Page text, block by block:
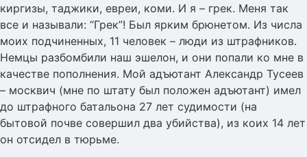
киргизы, таджики, евреи, коми. И я – грек. Меня так
все и называли: “Грек”! Был ярким брюнетом. Из числа
моих подчиненных, 11 человек – люди из штрафников.
Немцы разбомбили наш эшелон, и они попали ко мне в
качестве пополнения. Мой адъютант Александр Тусеев
– москвич (мне по штату был положен адъютант) имел
до штрафного батальона 27 лет судимости (на
бытовой почве совершил два убийства), из коих 14 лет
он отсидел в тюрьме.